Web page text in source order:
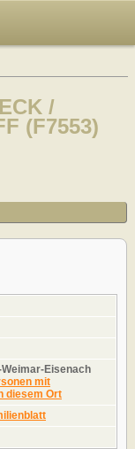
/
(F7553)
Eisenach